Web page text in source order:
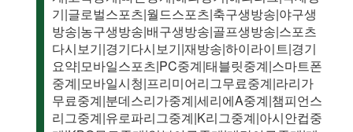
기|글로벌스포츠|월드스포츠|축구생방송|야구생
방송|농구생방송|배구생방송|골프생방송|스포츠
다시보기|경기다시보기|재방송|하이라이트|경기
요약|모바일스포츠|PC중계|태블릿중계|스마트폰
중계|모바일시청|프리미어리그무료중계|라리가
무료중계|분데스리가중계|세리에A중계|챔피언스
리그중계|유로파리그중계|K리그중계|아시안컵중